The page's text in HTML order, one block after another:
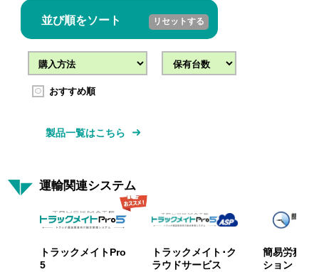
並び順をソート リセットする
おすすめ順
製品一覧はこちら
運輸関連システム
トラックメイトPro
5
トラックメイト･ク
ラウドサービス
簡易労務管
ション